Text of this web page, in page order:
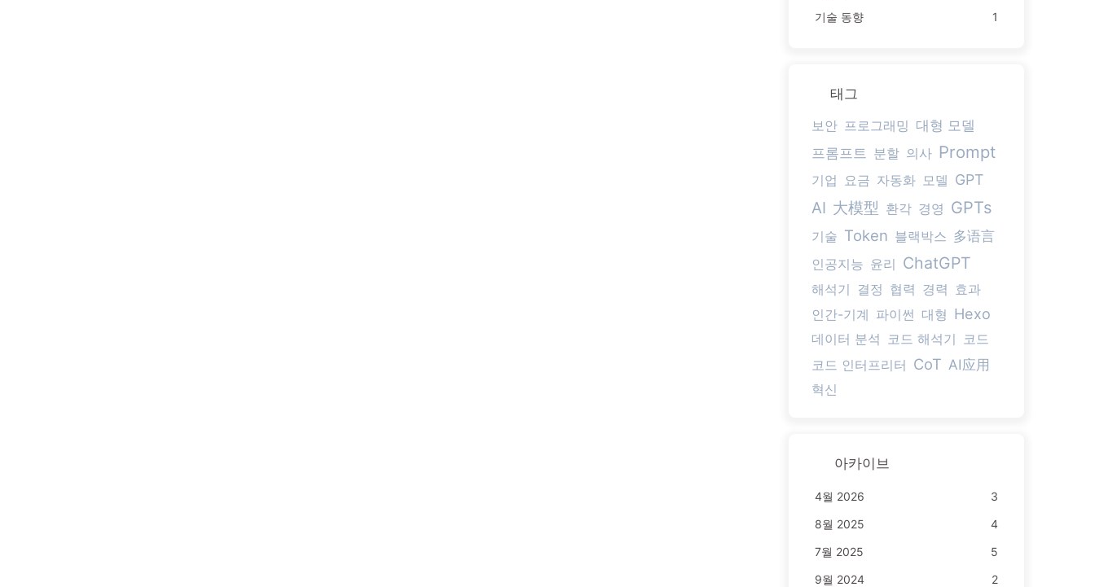
기술 동향
1
태그
보안 프로그래밍 대형 모델
프롬프트 분할 의사 Prompt
기업 요금 자동화 모델 GPT
AI 大模型 환각 경영 GPTs
기술 Token 블랙박스 多语言
인공지능 윤리 ChatGPT
해석기 결정 협력 경력 효과
인간-기계 파이썬 대형 Hexo
데이터 분석 코드 해석기 코드
코드 인터프리터 CoT AI应用
혁신
아카이브
4월 2026
3
8월 2025
4
7월 2025
5
9월 2024
2